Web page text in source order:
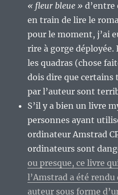
« fleur bleue » d’entre
en train de lire le
pour le moment, j’ai
rire à gorge
les quadras (chose
dois dire que certains
par l’auteur sont
S’il y a bien un livre
personnes ayant
ordinateur Amstrad
ordinateurs sont
ou presque, ce livre
l’Amstrad a été
auteur sous forme